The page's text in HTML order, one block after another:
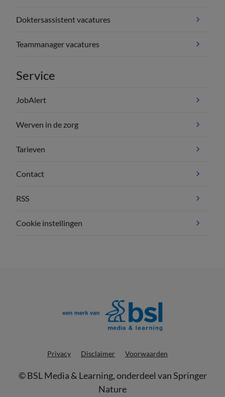
Doktersassistent vacatures
Teammanager vacatures
Service
JobAlert
Werven in de zorg
Tarieven
Contact
RSS
Cookie instellingen
Privacy Disclaimer Voorwaarden
©BSL Media & Learning, onderdeel vanSpringer
Nature